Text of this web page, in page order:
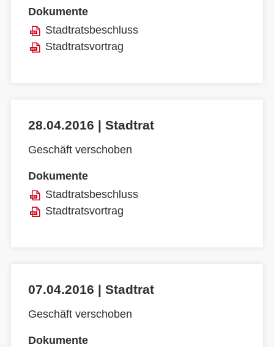
Dokumente
Stadtratsbeschluss
Stadtratsvortrag
28.04.2016 | Stadtrat
Geschäft verschoben
Dokumente
Stadtratsbeschluss
Stadtratsvortrag
07.04.2016 | Stadtrat
Geschäft verschoben
Dokumente